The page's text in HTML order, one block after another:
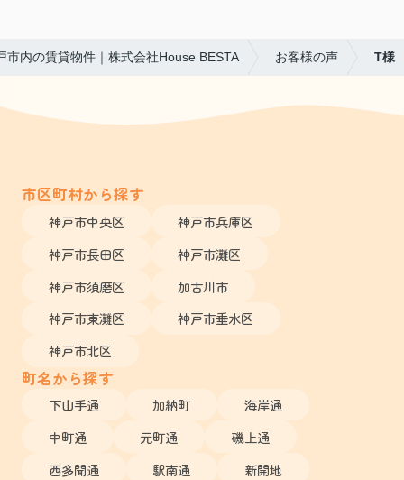
市内の賃貸物件｜株式会社House BESTA お客様の声 T様
市区町村から探す
神戸市中央区
神戸市兵庫区
神戸市長田区
神戸市灘区
神戸市須磨区
加古川市
神戸市東灘区
神戸市垂水区
神戸市北区
町名から探す
下山手通 加納町
海岸通
中町通
元町通
磯上通
西多聞通
駅南通
新開地